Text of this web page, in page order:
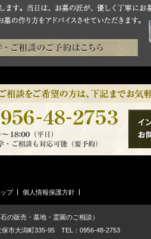
プ 個人情報保護方針
の販売・墓地・霊園のご相談）
保市大潟町335-95 TEL：0956-48-2753